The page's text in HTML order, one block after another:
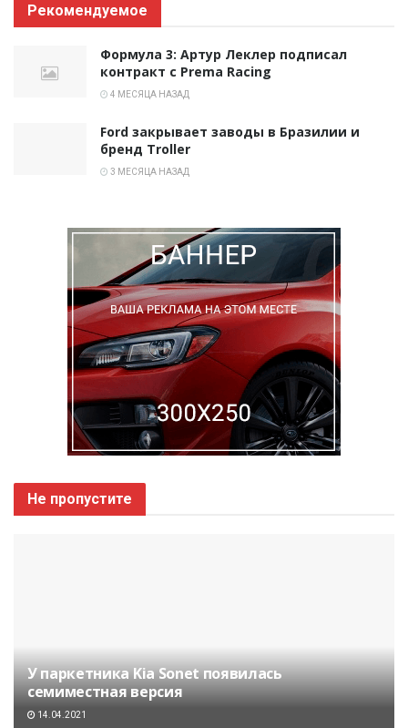
Рекомендуемое
Формула 3: Артур Леклер подписал
контракт с Prema Racing
4 МЕСЯЦА НАЗАД
Ford закрывает заводы в Бразилии и
бренд Troller
3 МЕСЯЦА НАЗАД
Не пропустите
У паркетника Kia Sonet появилась
семиместная версия
14.04.2021